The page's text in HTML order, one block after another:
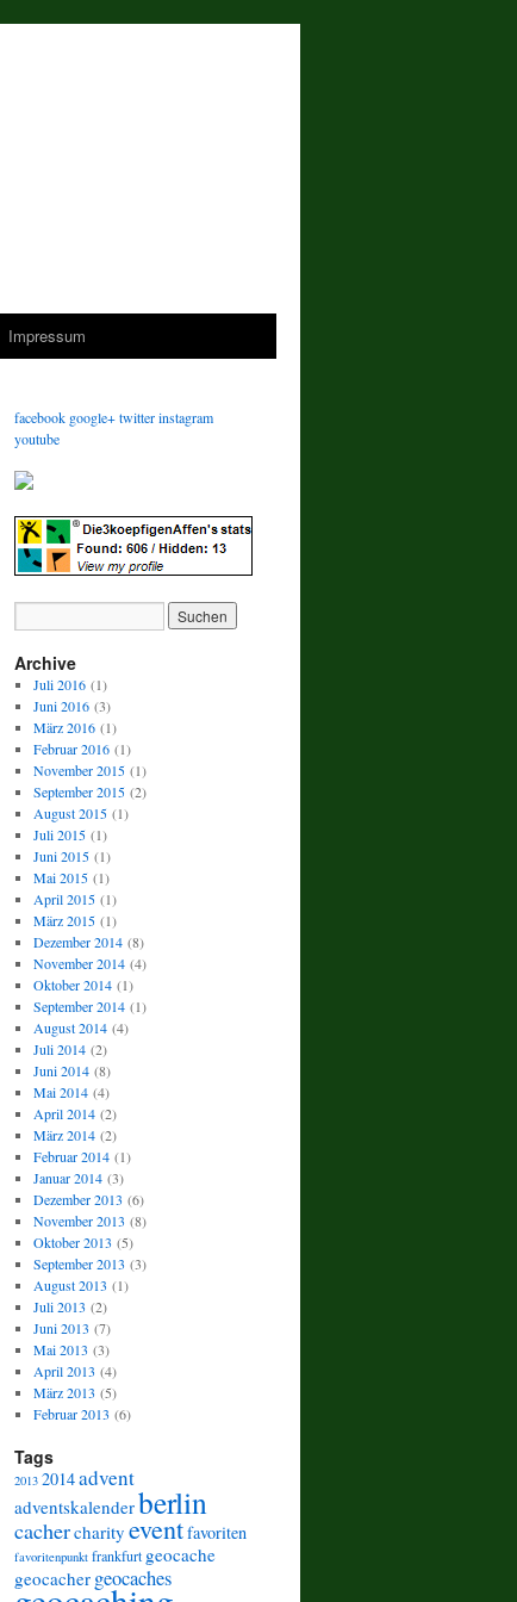
Impressum
facebook google+twitterinstagram
youtube
Archive
Juli 2016(1)
Juni 2016(3)
März 2016(1)
Februar 2016(1)
November 2015(1)
September 2015(2)
August 2015(1)
Juli 2015(1)
Juni 2015(1)
Mai 2015(1)
April 2015(1)
März 2015(1)
Dezember 2014(8)
November 2014(4)
Oktober 2014(1)
September 2014(1)
August 2014(4)
Juli 2014(2)
Juni 2014(8)
Mai 2014(4)
April 2014(2)
März 2014(2)
Februar 2014(1)
Januar 2014(3)
Dezember 2013 (6)
November 2013 (8)
Oktober 2013 (5)
September 2013 (3)
August 2013 (1)
Juli 2013 (2)
Juni 2013 (7)
Mai 2013 (3)
April 2013 (4)
März 2013 (5)
Februar 2013 (6)
Tags
2013 2014advent
adventskalenderberlin
cachercharity eventfavoriten
favoritenpunkt frankfurt geocache
geocacher geocaches